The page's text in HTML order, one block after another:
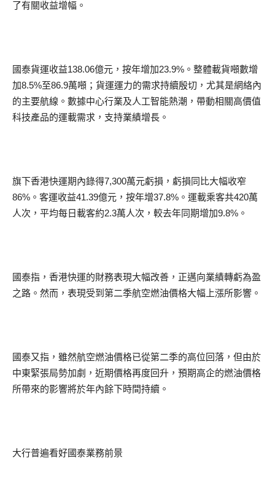
了有關收益增幅。
國泰貨運收益138.06億元，按年增加23.9%。整體載貨噸數增
加8.5%至86.9萬噸；貨運運力的需求持續殷切，尤其是網絡內
的主要航線。數據中心行業及人工智能熱潮，帶動相關高價值
科技產品的運載需求，支持業績增長。
旗下香港快運期內錄得7,300萬元虧損，虧損同比大幅收窄
86%。客運收益41.39億元，按年增37.8%。運載乘客共420萬
人次，平均每日載客約2.3萬人次，較去年同期增加9.8%。
國泰指，香港快運的財務表現大幅改善，正邁向業績轉虧為盈
之路。然而，表現受到第二季航空燃油價格大幅上漲所影響。
國泰又指，雖然航空燃油價格已從第二季的高位回落，但由於
中東緊張局勢加劇，近期價格再度回升，預期高企的燃油價格
所帶來的影響將於年內餘下時間持續。
大行普遍看好國泰業務前景